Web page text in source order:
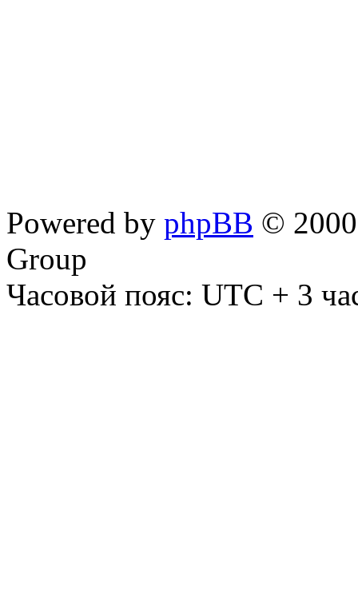
Powered by phpBB ©
Group
Часовой пояс: UTC + 3